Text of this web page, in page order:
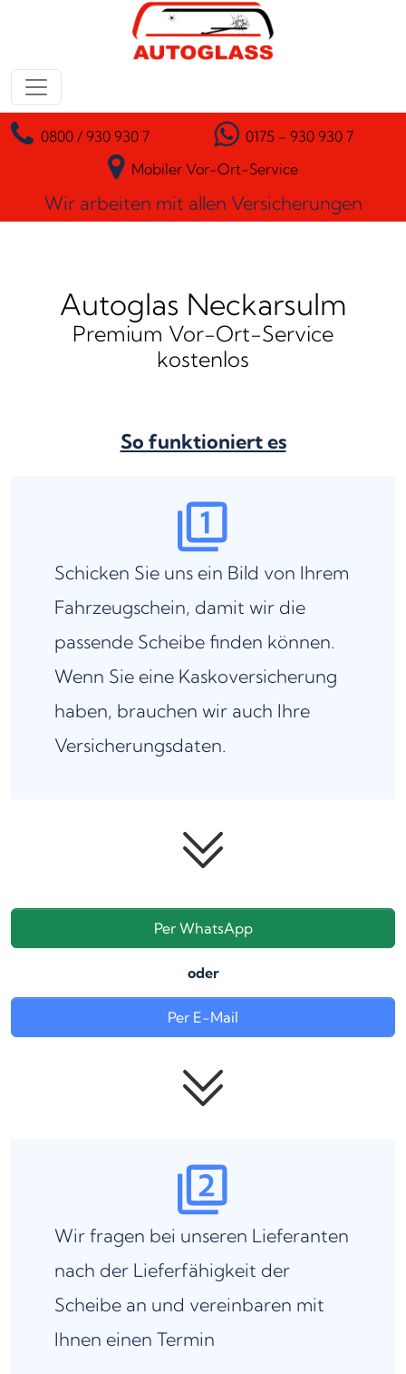
Zum Inhalt springen
Hauptnavigation
0800 / 930 930 7
0175 - 930 930 7
Mobiler Vor-Ort-Service
Wir arbeiten mit allen Versicherungen
Autoglas Neckarsulm
Premium Vor-Ort-Service
kostenlos
So funktioniert es
Schicken Sie uns ein Bild von Ihrem
Fahrzeugschein, damit wir die
passende Scheibe finden können.
Wenn Sie eine Kaskoversicherung
haben, brauchen wir auch Ihre
Versicherungsdaten.
Per WhatsApp
oder
Per E-Mail
Wir fragen bei unseren Lieferanten
nach der Lieferfähigkeit der
Scheibe an und vereinbaren mit
Ihnen einen Termin